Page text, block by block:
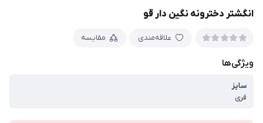
انگشتر دخترونه نگین دار قو
علاقه‌مندی مقایسه
ویژگی‌ها
سایز
فری